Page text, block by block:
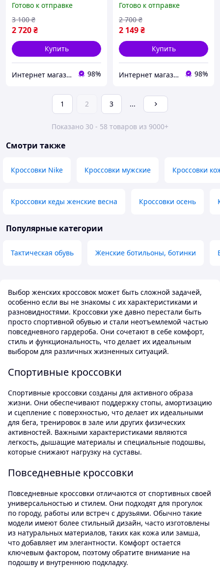
Выбор женских кроссовок может быть сложной задачей,
особенно если вы не знакомы с их характеристиками и
разновидностями. Кроссовки уже давно перестали быть
просто спортивной обувью и стали неотъемлемой частью
повседневного гардероба. Они сочетают в себе комфорт,
стиль и функциональность, что делает их идеальным
выбором для различных жизненных ситуаций.
Спортивные кроссовки
Спортивные кроссовки созданы для активного образа
жизни. Они обеспечивают поддержку стопы, амортизацию
и сцепление с поверхностью, что делает их идеальными
для бега, тренировок в зале или других физических
активностей. Важными характеристиками являются
легкость, дышащие материалы и специальные подошвы,
которые снижают нагрузку на суставы.
Повседневные кроссовки
Повседневные кроссовки отличаются от спортивных своей
универсальностью и стилем. Они подходят для прогулок
по городу, работы или встреч с друзьями. Обычно такие
модели имеют более стильный дизайн, часто изготовлены
из натуральных материалов, таких как кожа или замша,
что добавляет им элегантности. Комфорт остается
ключевым фактором, поэтому обратите внимание на
подошву и внутреннюю подкладку.
Готово к отправке
2 720₴
3 100 ₴
Купить
Интернет магазин спортивной обуви Shoes-Factory 98%
Готово к отправке
2 149₴
2 700 ₴
Купить
Интернет магазин спортивной обуви Shoes-Factory 98%
1 2 3 ...
Показано 30 - 58 товаров из 9000+
Смотри также
Кроссовки Nike Кроссовки мужские Кроссовки
Кроссовки кеды женские весна Кроссовки осень
Популярные категории
Тактическая обувь Женские ботильоны, ботинки